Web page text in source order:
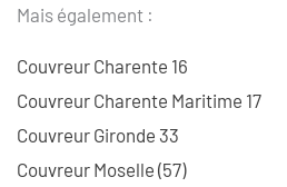
Mais également :
Couvreur Charente 16
Couvreur Charente Maritime 17
Couvreur Gironde 33
Couvreur Moselle (57)